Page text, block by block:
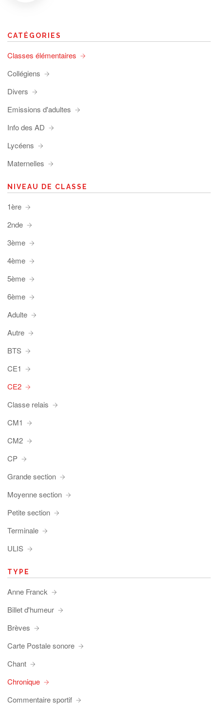
CATÉGORIES
Classes élémentaires
Collégiens
Divers
Emissions d'adultes
Info des AD
Lycéens
Maternelles
NIVEAU DE CLASSE
1ère
2nde
3ème
4ème
5ème
6ème
Adulte
Autre
BTS
CE1
CE2
Classe relais
CM1
CM2
CP
Grande section
Moyenne section
Petite section
Terminale
ULIS
TYPE
Anne Franck
Billet d'humeur
Brèves
Carte Postale sonore
Chant
Chronique
Commentaire sportif